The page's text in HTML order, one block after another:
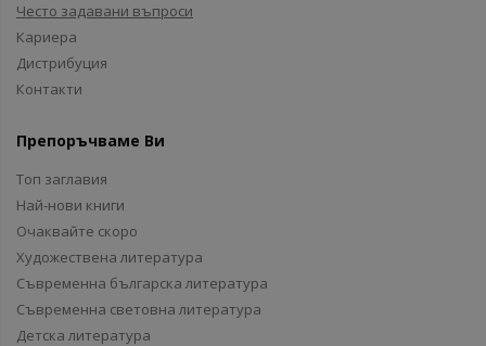
Често задавани въпроси
Кариера
Дистрибуция
Контакти
Препоръчваме Ви
Топ заглавия
Най-нови книги
Очаквайте скоро
Художествена литература
Съвременна българска литература
Съвременна световна литература
Детска литература